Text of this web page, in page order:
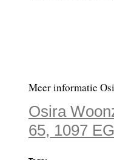
Meer informatie
Osira
65, 1097